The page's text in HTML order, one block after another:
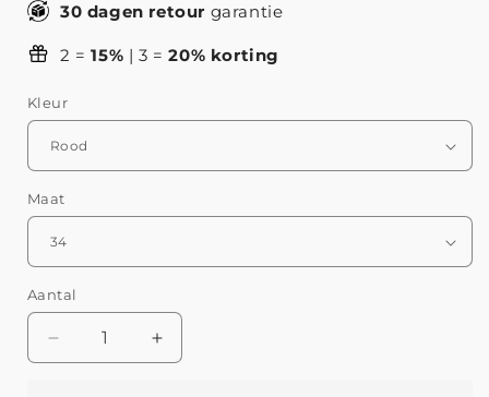
30 dagen retour garantie
2 =15% | 3 =20% korting
Kleur
Maat
Aantal
Aantal
verlagen
Aantal
verhogen